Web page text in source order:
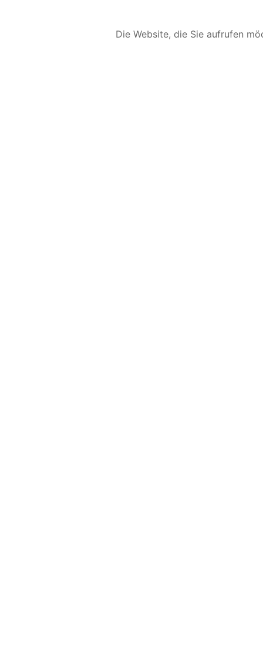
Die Website, die Sie aufrufen